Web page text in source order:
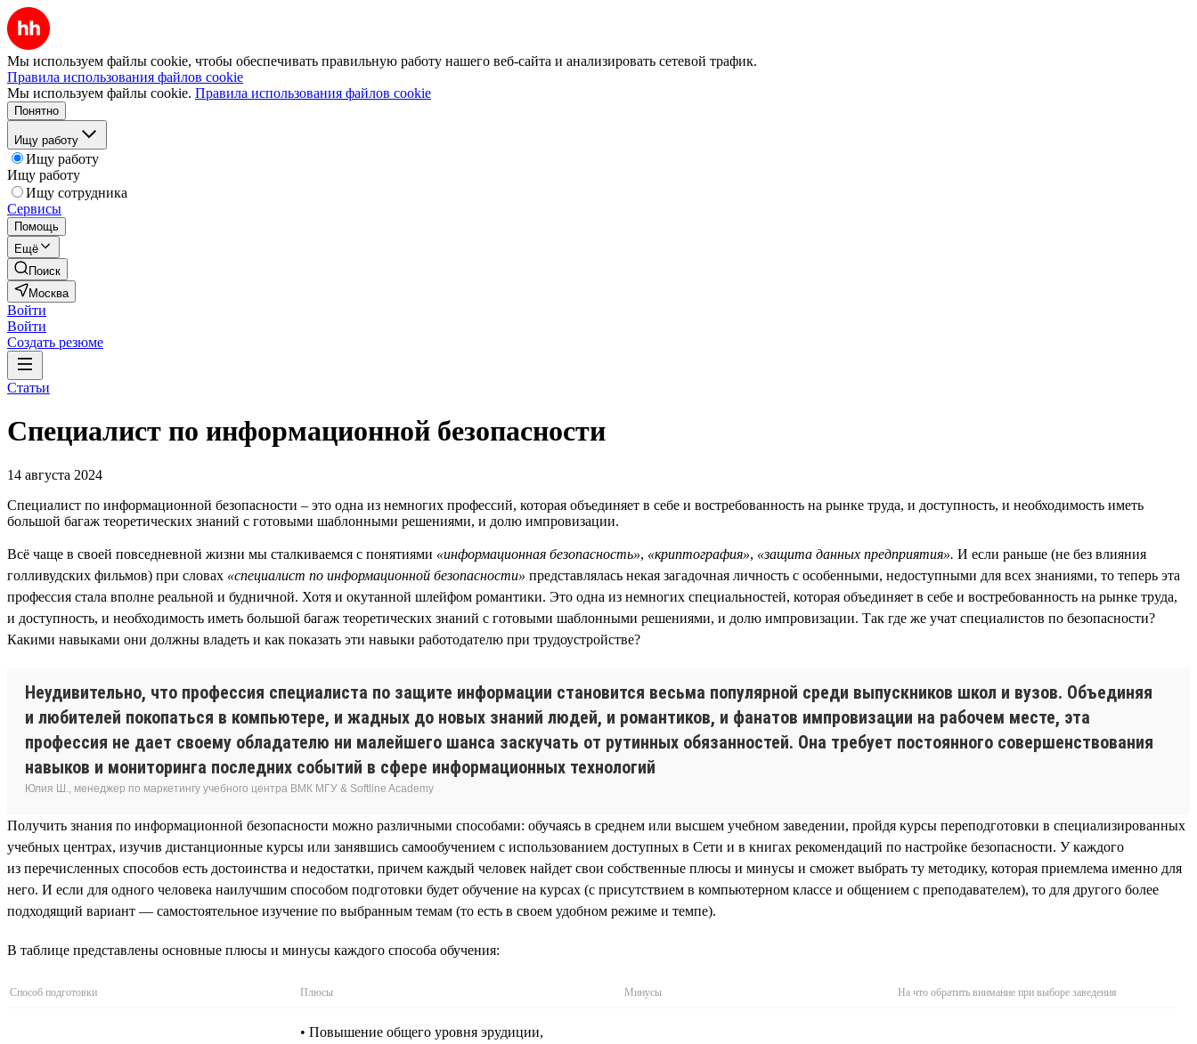
Мы используем файлы cookie, чтобы обеспечивать правильную работу нашего веб-сайта и анализировать сетевой трафик.
Правила использования файлов cookie
Мы используем файлы cookie. Правила использования файлов cookie
Понятно
Ищу работу
Ищу работу
Ищу работу
Ищу сотрудника
Сервисы
Помощь
Ещё
Поиск
Москва
Войти
Войти
Создать резюме
Статьи
Специалист по информационной безопасности
14 августа 2024
Специалист по информационной безопасности – это одна из немногих профессий, которая объединяет в себе и востребованность на рынке труда, и доступность, и необходимость иметь
большой багаж теоретических знаний с готовыми шаблонными решениями, и долю импровизации.
Всё чаще в своей повседневной жизни мы сталкиваемся с понятиями «информационная безопасность», «криптография», «защита данных предприятия». И если раньше (не без влияния
голливудских фильмов) при словах «специалист по информационной безопасности» представлялась некая загадочная личность с особенными, недоступными для всех знаниями, то теперь эта
профессия стала вполне реальной и будничной. Хотя и окутанной шлейфом романтики. Это одна из немногих специальностей, которая объединяет в себе и востребованность на рынке труда,
и доступность, и необходимость иметь большой багаж теоретических знаний с готовыми шаблонными решениями, и долю импровизации. Так где же учат специалистов по безопасности?
Какими навыками они должны владеть и как показать эти навыки работодателю при трудоустройстве?
Неудивительно, что профессия специалиста по защите информации становится весьма популярной среди выпускников школ и вузов. Объединяя
и любителей покопаться в компьютере, и жадных до новых знаний людей, и романтиков, и фанатов импровизации на рабочем месте, эта
профессия не дает своему обладателю ни малейшего шанса заскучать от рутинных обязанностей. Она требует постоянного совершенствования
навыков и мониторинга последних событий в сфере информационных технологий
Юлия Ш., менеджер по маркетингу учебного центра ВМК МГУ & Softline Academy
Получить знания по информационной безопасности можно различными способами: обучаясь в среднем или высшем учебном заведении, пройдя курсы переподготовки в специализированных
учебных центрах, изучив дистанционные курсы или занявшись самообучением с использованием доступных в Сети и в книгах рекомендаций по настройке безопасности. У каждого
из перечисленных способов есть достоинства и недостатки, причем каждый человек найдет свои собственные плюсы и минусы и сможет выбрать ту методику, которая приемлема именно для
него. И если для одного человека наилучшим способом подготовки будет обучение на курсах (с присутствием в компьютерном классе и общением с преподавателем), то для другого более
подходящий вариант — самостоятельное изучение по выбранным темам (то есть в своем удобном режиме и темпе).
В таблице представлены основные плюсы и минусы каждого способа обучения:
Способ подготовки Плюсы Минусы На что обратить внимание при выборе заведения
• Повышение общего уровня эрудиции,